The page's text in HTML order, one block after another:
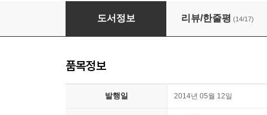
깜박깜박 도깨비
도서정보 리뷰/한줄평 (14/17)
품목정보
발행일 2014년 05월 12일